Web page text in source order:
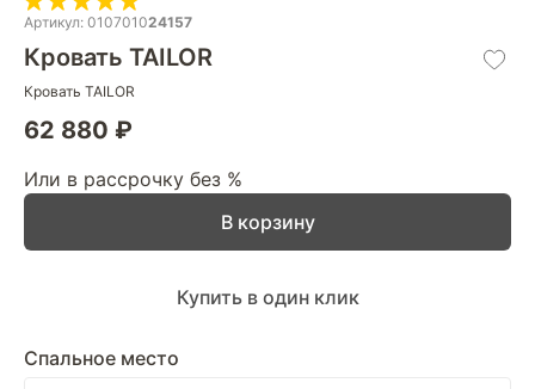
Артикул: 010701024157
Кровать TAILOR
Кровать TAILOR
62 880 ₽
Или в рассрочку без %
Спальное место
В корзину
Купить в один клик